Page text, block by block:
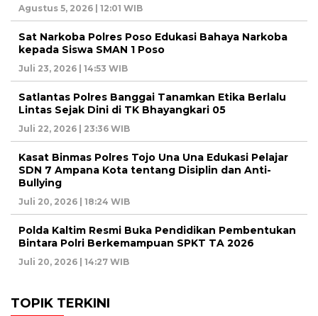
Agustus 5, 2026 | 12:01 WIB
Sat Narkoba Polres Poso Edukasi Bahaya Narkoba
kepada Siswa SMAN 1 Poso
Juli 23, 2026 | 14:53 WIB
Satlantas Polres Banggai Tanamkan Etika Berlalu
Lintas Sejak Dini di TK Bhayangkari 05
Juli 22, 2026 | 23:36 WIB
Kasat Binmas Polres Tojo Una Una Edukasi Pelajar
SDN 7 Ampana Kota tentang Disiplin dan Anti-
Bullying
Juli 20, 2026 | 18:24 WIB
Polda Kaltim Resmi Buka Pendidikan Pembentukan
Bintara Polri Berkemampuan SPKT TA 2026
Juli 20, 2026 | 14:27 WIB
TOPIK TERKINI